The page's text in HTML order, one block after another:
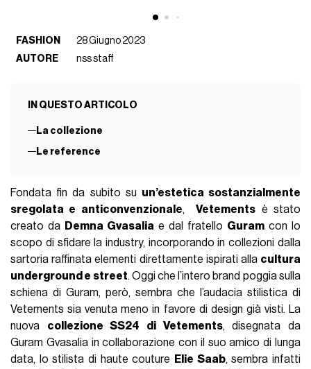
FASHION
28 Giugno 2023
AUTORE
nss staff
IN QUESTO ARTICOLO
La collezione
Le reference
Fondata fin da subito su un’estetica sostanzialmente
sregolata e anticonvenzionale,Vetements è stato
creato da Demna Gvasalia e dal fratello Guram con lo
scopo di sfidare la industry, incorporando in collezioni dalla
sartoria raffinata elementi direttamente ispirati alla cultura
underground e street. Oggi che l’intero brand poggia sulla
schiena di Guram, però, sembra che l’audacia stilistica di
Vetements sia venuta meno in favore di design già visti. La
nuova collezione SS24 di Vetements, disegnata da
Guram Gvasalia in collaborazione con il suo amico di lunga
data, lo stilista di haute couture
Elie Saab, sembra infatti